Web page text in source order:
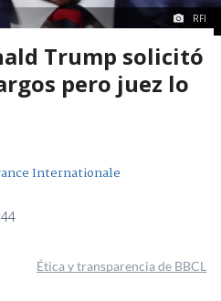
RFI
Trump solicitó
pero juez lo
Internationale
Ética y transparencia de BBCL